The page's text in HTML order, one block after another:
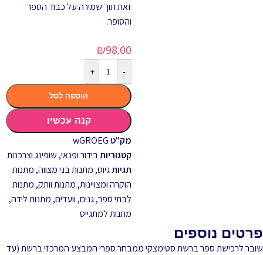
זאת תוך שמירה על כבוד הספר
והסופר.
₪98.00
-
+
הוספה לסל
קנה עכשיו
מק"טwGROEG
קטגוריותבידור ופנאי, שופינג וצרכנות
תגיותגיוס, מתנות בני מצווה, מתנות
הוקרה ומצויינות, מתנות וותק, מתנות
לבתי ספר, גנים, וועדים, מתנות לידה,
מתנות למתגייס
פרטים נוספים
שובר לרכישת ספר ברשת סטימצקי ממבחר ספרי המבצע המרכזי ברשת (עד